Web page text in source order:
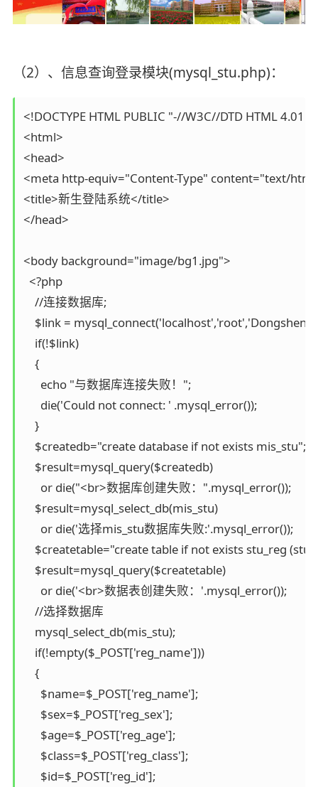
（2）、信息查询登录模块(mysql_stu.php)：
<!DOCTYPE HTML PUBLIC "-//W3C//DTD HTML
<html>
<head>
<meta http-equiv="Content-Type" content="text/
<title>新生登陆系统</title>
</head>
<body background="image/bg1.jpg">
  <?php
    //连接数据库;
$link =
    if(!$link)
    {
      echo "与数据库连接失败！";
      die('Could not connect: ' .mysql_error());
    }
    $createdb="create database if not exists mis_stu";
    $result=mysql_query($createdb)
      or die("<br>数据库创建失败：".mysql_error());
    $result=mysql_select_db(mis_stu)
      or die('选择mis_stu数据库失败:'.mysql_error());
$createtable="create table if not exists stu_reg
    $result=mysql_query($createtable)
      or die('<br>数据表创建失败：'.mysql_error());
    //选择数据库
    mysql_select_db(mis_stu);
    if(!empty($_POST['reg_name']))
    {
      $name=$_POST['reg_name'];
      $sex=$_POST['reg_sex'];
      $age=$_POST['reg_age'];
      $class=$_POST['reg_class'];
      $id=$_POST['reg_id'];